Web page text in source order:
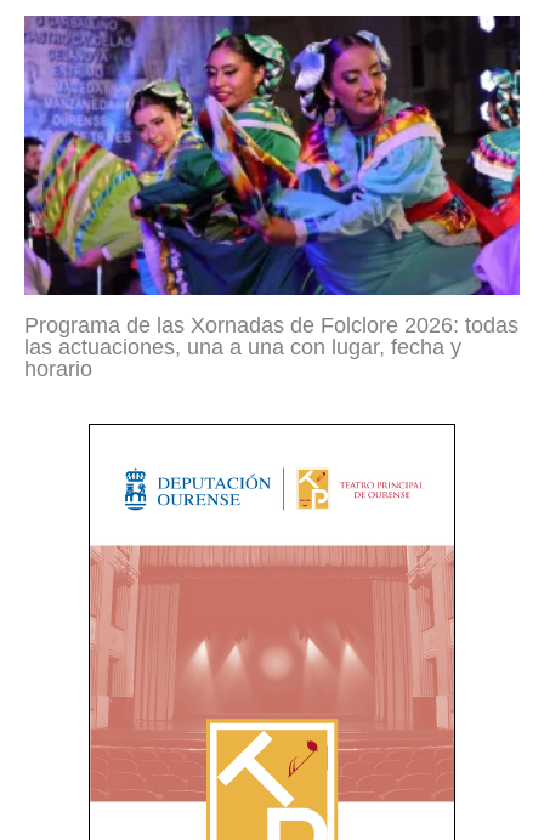
Programa de las Xornadas de Folclore 2026: todas
las actuaciones, una a una con lugar, fecha y
horario